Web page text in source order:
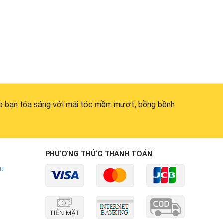
bạn tỏa sáng với mái tóc mềm mượt, bồng bềnh
PHƯƠNG THỨC THANH TOÁN